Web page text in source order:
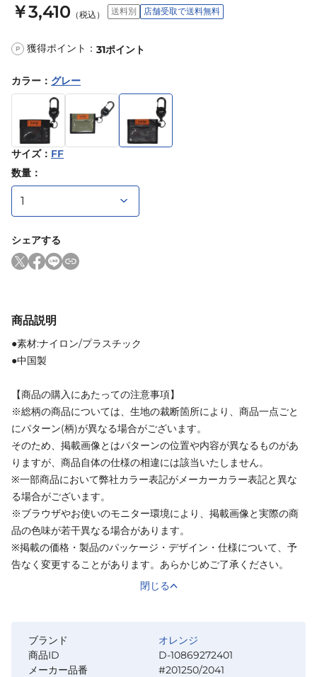
￥3,410 （税込） 送料別 店舗受取で送料無料
P 獲得ポイント： 31ポイント
カラー ： グレー
サイズ： FF
数量：
シェアする
商品説明
●素材:ナイロン/プラスチック
●中国製
【商品の購入にあたっての注意事項】
※総柄の商品については、生地の裁断箇所により、商品一点ごと
にパターン(柄)が異なる場合がございます。
そのため、掲載画像とはパターンの位置や内容が異なるものがあ
りますが、商品自体の仕様の相違には該当いたしません。
※一部商品において弊社カラー表記がメーカーカラー表記と異な
る場合がございます。
※ブラウザやお使いのモニター環境により、掲載画像と実際の商
品の色味が若干異なる場合があります。
※掲載の価格・製品のパッケージ・デザイン・仕様について、予
告なく変更することがあります。あらかじめご了承ください。
閉じる
ブランド
オレンジ
商品ID
D-10869272401
メーカー品番
#201250/2041